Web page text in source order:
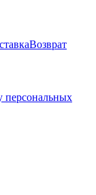
Возврат
персональных